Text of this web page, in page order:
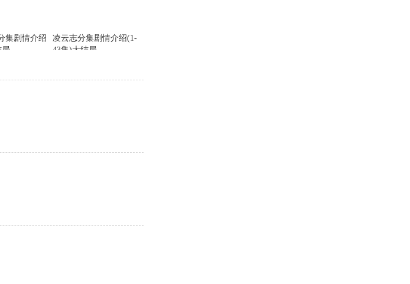
集剧情介绍
局
凌云志分集剧情介绍(1-
43集)大结局